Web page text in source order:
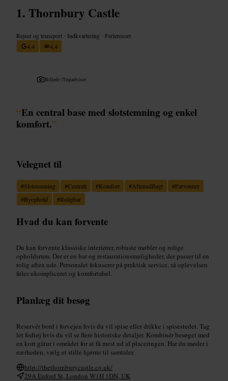
Thornbury Castle
Rejser og transport • Indkvartering • Ferieresort
4,4
4,4
Billede /Tripadvisor
“En central base med slotstemning og enkel
komfort.”
Velegnet til
#Slotstemning #Centralt #Komfort #Aftenudflugt #Parvenner
#Byophold #Roligbar
Hvad du kan forvente
Du kan forvente klassiske interiører, robuste møbler og rolige
opholdsrum. Der er en bar og restaurationsmuligheder, der passer til en
rolig aften ude. Personalet fokuserer på praktisk service, så oplevelsen
føles ukompliceret og komfortabel.
Planlæg dit besøg
Reservér bord i forvejen hvis du vil spise eller drikke i spisestedet. Tag
let fodtøj hvis du vil se flere historiske detaljer. Kombinér besøget med
en kort gåtur i området for at få mest ud af placeringen. Har du møder i
nærheden, vælg et stille hjørne til samtaler.
http://thethornburycastle.co.uk/
29A Enford St, London W1H 1DN, UK